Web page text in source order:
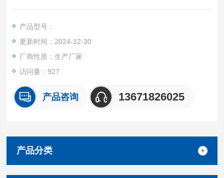
您值得信赖的合作伙伴，凡购买我司的试剂盒产品都可提供全程
产品型号：
更新时间：2024-12-30
厂商性质：生产厂家
访问量：927
产品咨询 13671826025
产品分类